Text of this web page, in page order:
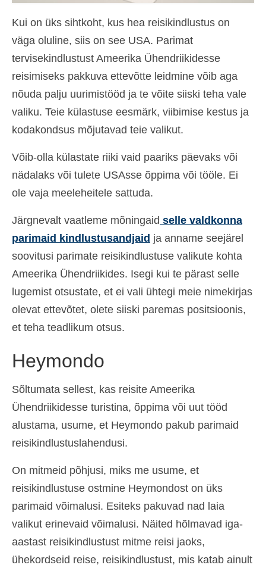
English
Suomi(Finnish
Deutsch(German)
Ελληνικά(Greek)
Hebrew
Magyar(Hungarian )
Italiano ( Italian
한국어(Korean)
Norsk bokmål(Norwegian Bokmål)
Português(Portuguese, Portugal)
Slovenčina(Slovak
Slovenščina
Español ( Spanish )
Svenska(Swedish)
Kui on üks sihtkoht, kus hea reisikindlustus on
väga oluline, siis on see USA. Parimat
tervisekindlustust Ameerika Ühendriikidesse
reisimiseks pakkuva ettevõtte leidmine võib aga
nõuda palju uurimistööd ja te võite siiski teha vale
valiku. Teie külastuse eesmärk, viibimise kestus ja
kodakondsus mõjutavad teie valikut.
Võib-olla külastate riiki vaid paariks päevaks või
nädalaks või tulete USAsse õppima või tööle. Ei
ole vaja meeleheitele sattuda.
Järgnevalt vaatleme mõningaid selle valdkonna
parimaid kindlustusandjaid ja anname seejärel
soovitusi parimate reisikindlustuse valikute kohta
Ameerika Ühendriikides. Isegi kui te pärast selle
lugemist otsustate, et ei vali ühtegi meie nimekirjas
olevat ettevõtet, olete siiski paremas positsioonis,
et teha teadlikum otsus.
Heymondo
Sõltumata sellest, kas reisite Ameerika
Ühendriikidesse turistina, õppima või uut tööd
alustama, usume, et Heymondo pakub parimaid
reisikindlustuslahendusi.
On mitmeid põhjusi, miks me usume, et
reisikindlustuse ostmine Heymondost on üks
parimaid võimalusi. Esiteks pakuvad nad laia
valikut erinevaid võimalusi. Näited hõlmavad iga-
aastast reisikindlustust mitme reisi jaoks,
ühekordseid reise, reisikindlustust, mis katab ainult